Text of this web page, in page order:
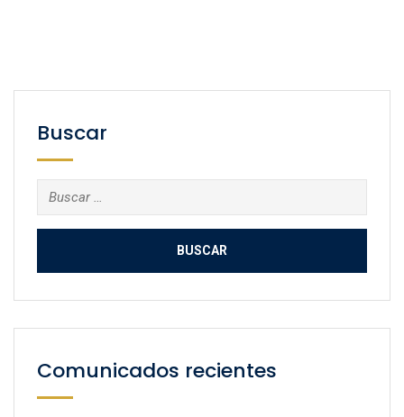
Buscar
Buscar:
Comunicados recientes